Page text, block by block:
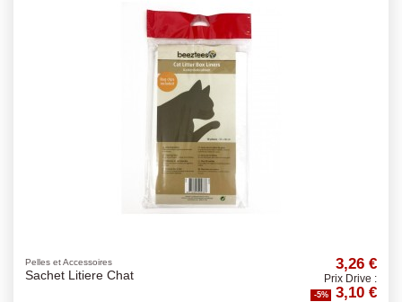
Pelles et Accessoires
Sachet Litiere Chat
3,26 €
Prix Drive :
-5% 3,10 €